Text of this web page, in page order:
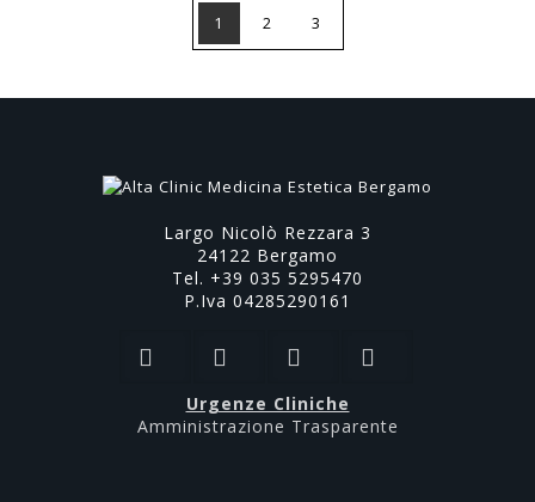
1 2 3
Largo Nicolò Rezzara 3
24122 Bergamo
Tel. +39 035 5295470
P.Iva 04285290161
Urgenze Cliniche
Amministrazione Trasparente